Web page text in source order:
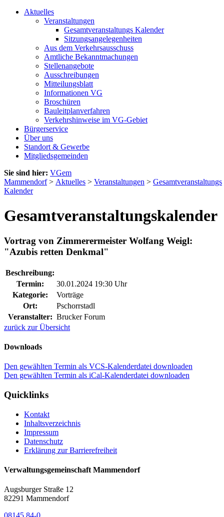
Aktuelles
Veranstaltungen
Gesamtveranstaltungs Kalender
Sitzungsangelegenheiten
Aus dem Verkehrsausschuss
Amtliche Bekanntmachungen
Stellenangebote
Ausschreibungen
Mitteilungsblatt
Informationen VG
Broschüren
Bauleitplanverfahren
Verkehrshinweise im VG-Gebiet
Bürgerservice
Über uns
Standort & Gewerbe
Mitgliedsgemeinden
Sie sind hier: VGem
Mammendorf> Aktuelles > Veranstaltungen > Gesamtveranstaltungs
Kalender
Gesamtveranstaltungskalender
Vortrag von Zimmerermeister Wolfang Weigl:
"Azubis retten Denkmal"
Beschreibung:
Termin:
30.01.2024 19:30 Uhr
Kategorie:
Vorträge
Ort:
Pschorrstadl
Veranstalter: Brucker Forum
zurück zur Übersicht
Downloads
Den gewählten Termin als VCS-Kalenderdatei downloaden
Den gewählten Termin als iCal-Kalenderdatei downloaden
Quicklinks
Kontakt
Inhaltsverzeichnis
Impressum
Datenschutz
Erklärung zur Barrierefreiheit
Verwaltungsgemeinschaft Mammendorf
Augsburger Straße 12
82291 Mammendorf